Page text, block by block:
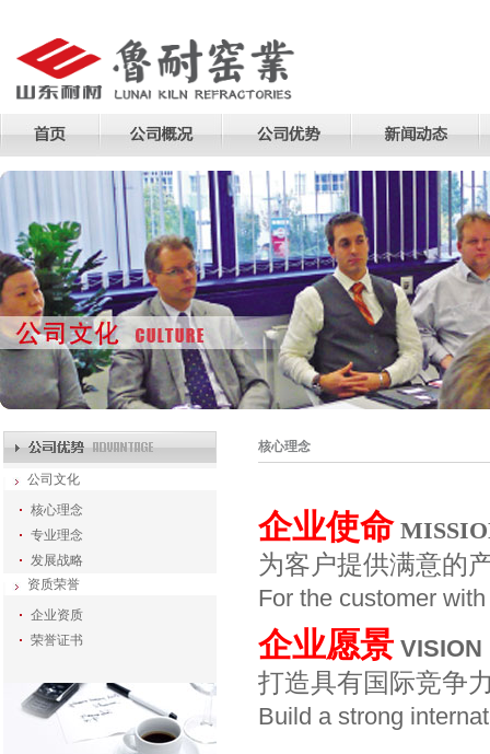
公司文化
核心理念
专业理念
发展战略
资质荣誉
企业资质
荣誉证书
核心理念
企业使命
为客户提供满意的
For the customer
企业愿景 VISION
打造具有国际竞争
Build a strong